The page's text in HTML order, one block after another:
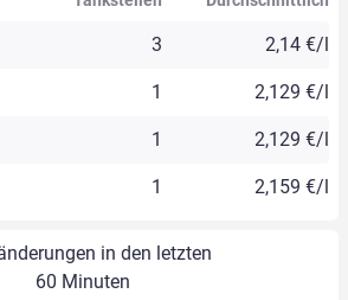
3 2,14 €/l
1 2,129 €/l
1 2,129 €/l
1 2,159 €/l
in den letzten
60 Minuten